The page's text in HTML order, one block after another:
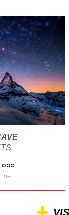
DEL